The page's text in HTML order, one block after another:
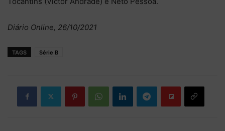
Diário Online, 26/10/2021
TAGS Série B